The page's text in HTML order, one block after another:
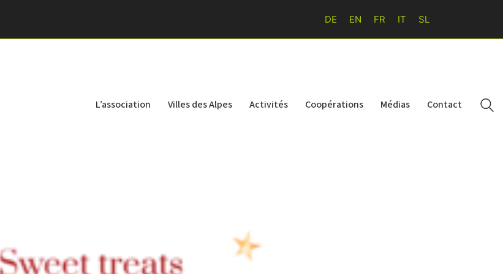
DE EN FR IT SL
L’association Villes des Alpes Activités Coopérations Médias Contact